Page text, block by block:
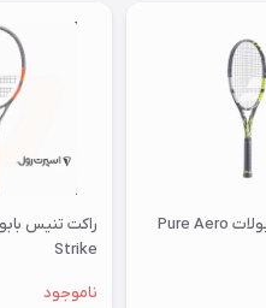
راکت تنیس بابولات Pure Aero
Strike
ناموجود